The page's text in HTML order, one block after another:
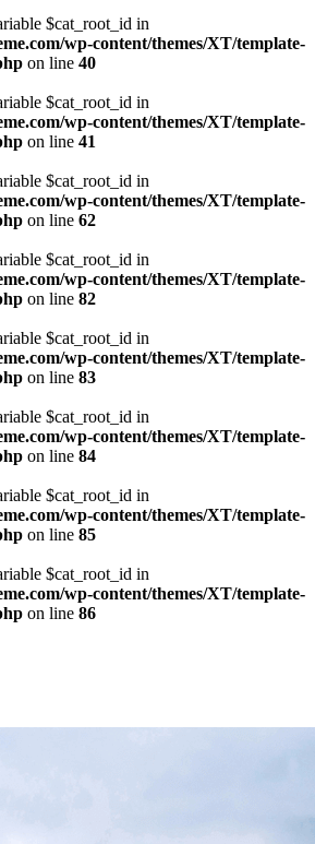
$cat_root_id in
wp-content/themes/XT/template-
on line 40
$cat_root_id in
wp-content/themes/XT/template-
on line 41
$cat_root_id in
wp-content/themes/XT/template-
on line 62
$cat_root_id in
wp-content/themes/XT/template-
on line 82
$cat_root_id in
wp-content/themes/XT/template-
on line 83
$cat_root_id in
wp-content/themes/XT/template-
on line 84
$cat_root_id in
wp-content/themes/XT/template-
on line 85
$cat_root_id in
wp-content/themes/XT/template-
on line 86